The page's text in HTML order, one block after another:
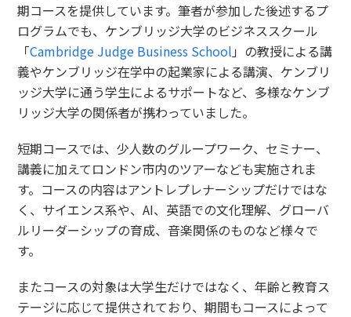
期コースを提供しています。筆者が参加した後述するプ
ログラムでも、ケンブリッジ大学のビジネススクール
「Cambridge Judge Business School 」の教授による講
義やケンブリッジ在学中の起業家による講演、ケンブリ
ッジ大学に通う学生によるサポートなど、多様なケンブ
リッジ大学の関係者が携わっていました。
短期コースでは、少人数のグループワーク、セミナー、
講義に加えてロンドン市内のツアーなども実施されま
す。コースの内容はアントレプレナーシップだけではな
く、サイエンス系や、AI、英語での文化理解、グローバ
ルリーダーシップの育成、音楽関係のものなど様々で
す。
またコースの対象は大学生だけではなく、年齢と教育ス
テージに応じて提供されており、期間もコースによって